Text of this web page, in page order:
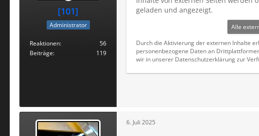
[101]
Administrator
Reaktionen
56
Beiträge
119
geladen und angezeigt.
Alle
Durch die Aktivierung der externen Inhalte
personenbezogene Daten an
wir in unserer Datenschutzerklärung zur
6. Juli 2025